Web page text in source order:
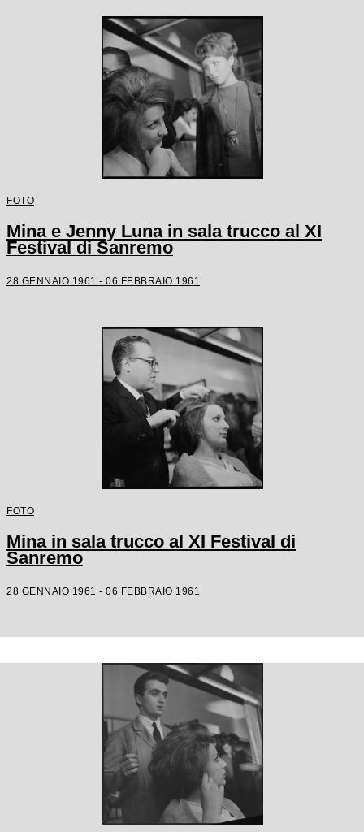
FOTO
Mina e Jenny Luna in sala trucco al XI
Festival di Sanremo
28 GENNAIO 1961 - 06 FEBBRAIO 1961
FOTO
Mina in sala trucco al XI Festival di
Sanremo
28 GENNAIO 1961 - 06 FEBBRAIO 1961